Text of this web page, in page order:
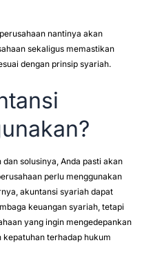
nantinya akan
sekaligus memastikan
dengan prinsip syariah.
solusinya, Anda pasti akan
perlu menggunakan
akuntansi syariah dapat
keuangan syariah, tetapi
yang ingin mengedepankan
kepatuhan terhadap hukum